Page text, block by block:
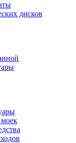
дисков